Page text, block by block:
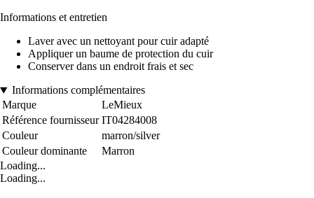
Informations et entretien
Laver avec un nettoyant pour cuir adapté
Appliquer un baume de protection du cuir
Conserver dans un endroit frais et sec
Informations complémentaires
Marque
LeMieux
Référence fournisseur IT04284008
Couleur
marron/silver
Couleur dominante
Marron
Loading...
Loading...